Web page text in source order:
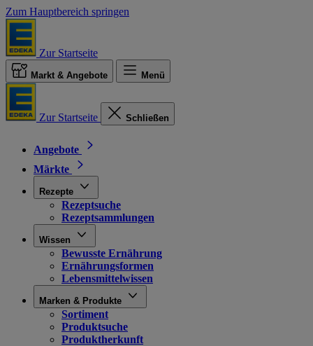
Zum Hauptbereich springen
Zur Startseite
Markt & Angebote Menü
Zur Startseite Schließen
Angebote
Märkte
Rezepte
Rezeptsuche
Rezeptsammlungen
Wissen
Bewusste Ernährung
Ernährungsformen
Lebensmittelwissen
Marken & Produkte
Sortiment
Produktsuche
Produktherkunft